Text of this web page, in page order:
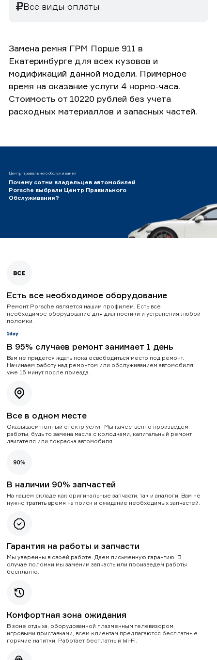
Все виды оплаты
Замена ремня ГРМ Порше 911 в
Екатеринбурге для всех кузовов и
модификаций данной модели. Примерное
время на оказание услуги 4 нормо-часа.
Стоимость от 10220 рублей без учета
расходных материаллов и запасных частей.
Центр правильного обслуживания
Почему сотни владельцев автомобилей
Porsche выбрали Центр Правильного
Обслуживания?
Есть все необходимое оборудование
Ремонт Porsche является нашим профилем. Есть все
необходимое оборудование для диагностики и устранения любой
поломки.
В 95% случаев ремонт занимает 1 день
Вам не придется ждать пока освободиться место под ремонт.
Начинаем работу над ремонтом или обслуживанием автомобиля
уже 15 минут после приезда.
Все в одном месте
Оказываем полный спектр услуг. Мы качественно произведем
работы, будь то замена масла с колодками, капитальный ремонт
двигателя или покраска автомобиля.
В наличии 90% запчастей
На нашем складе как оригинальные запчасти, так и аналоги. Вам не
нужно тратить время на поиск и ожидание необходимых запчастей.
Гарантия на работы и запчасти
Мы уверенны в своей работе. Даем письменную гарантию. В
случае поломки мы заменим запчасть или произведем работы
бесплатно.
Комфортная зона ожидания
В зоне отдыха, оборудованной плазменным телевизором,
игровыми приставками, всем клиентам предлагаются бесплатные
горячие напитки. Работает бесплатный Wi-Fi.